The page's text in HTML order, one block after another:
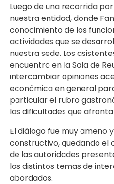
Luego de una recorrida
nuestra entidad, donde
conocimiento de los
actividades que se
nuestra sede. Los
encuentro en la Sala de
intercambiar opiniones
económica en general
particular el rubro
las dificultades que
El diálogo fue muy ameno
constructivo, quedando
de las autoridades
los distintos temas de
abordados.